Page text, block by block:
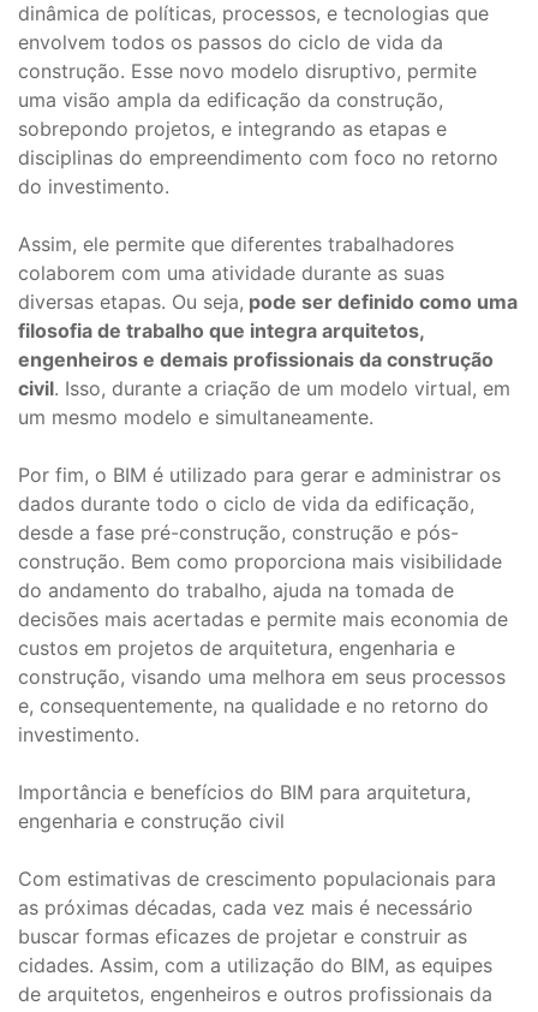
dinâmica de políticas, processos, e tecnologias que
envolvem todos os passos do ciclo de vida da
construção. Esse novo modelo disruptivo, permite
uma visão ampla da edificação da construção,
sobrepondo projetos, e integrando as etapas e
disciplinas do empreendimento com foco no retorno
do investimento.
Assim, ele permite que diferentes trabalhadores
colaborem com uma atividade durante as suas
diversas etapas. Ou seja, pode ser definido como uma
filosofia de trabalho que integra arquitetos,
engenheiros e demais profissionais da construção
civil. Isso, durante a criação de um modelo virtual, em
um mesmo modelo e simultaneamente.
Por fim, o BIM é utilizado para gerar e administrar os
dados durante todo o ciclo de vida da edificação,
desde a fase pré-construção, construção e pós-
construção. Bem como proporciona mais visibilidade
do andamento do trabalho, ajuda na tomada de
decisões mais acertadas e permite mais economia de
custos em projetos de arquitetura, engenharia e
construção, visando uma melhora em seus processos
e, consequentemente, na qualidade e no retorno do
investimento.
Importância e benefícios do BIM para arquitetura,
engenharia e construção civil
Com estimativas de crescimento populacionais para
as próximas décadas, cada vez mais é necessário
buscar formas eficazes de projetar e construir as
cidades. Assim, com a utilização do BIM, as equipes
de arquitetos, engenheiros e outros profissionais da